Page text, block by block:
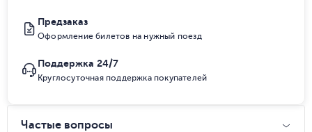
Предзаказ
Оформление билетов на нужный поезд
Поддержка 24/7
Круглосуточная поддержка покупателей
Частые вопросы